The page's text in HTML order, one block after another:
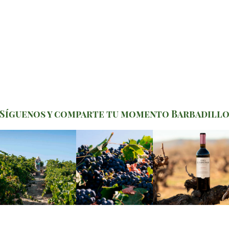
Síguenos y comparte tu momento Barbadillo